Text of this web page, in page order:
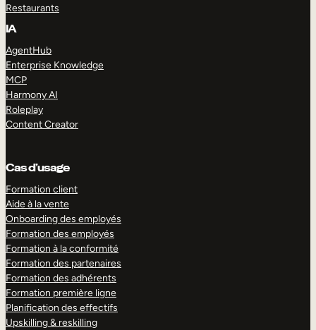
Restaurants
IA
AgentHub
Enterprise Knowledge
MCP
Harmony AI
Roleplay
Content Creator
Cas d’usage
Formation client
Aide à la vente
Onboarding des employés
Formation des employés
Formation à la conformité
Formation des partenaires
Formation des adhérents
Formation première ligne
Planification des effectifs
Upskilling & reskilling